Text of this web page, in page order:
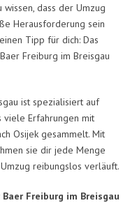
dass der Umzug
Herausforderung sein
Tipp für dich: Das
Freiburg im Breisgau
ist spezialisiert auf
viele Erfahrungen mit
Osijek gesammelt. Mit
sie dir jede Menge
reibungslos verläuft.
Freiburg im Breisgau